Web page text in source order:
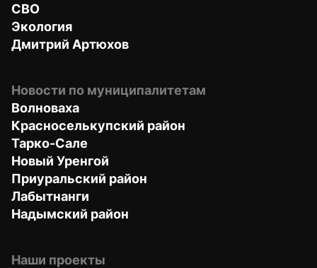
СВО
Экология
Дмитрий Артюхов
Новости по муниципалитетам
Волноваха
Красноселькупский район
Тарко-Сале
Новый Уренгой
Приуральский район
Лабытнанги
Надымский район
Наши проекты